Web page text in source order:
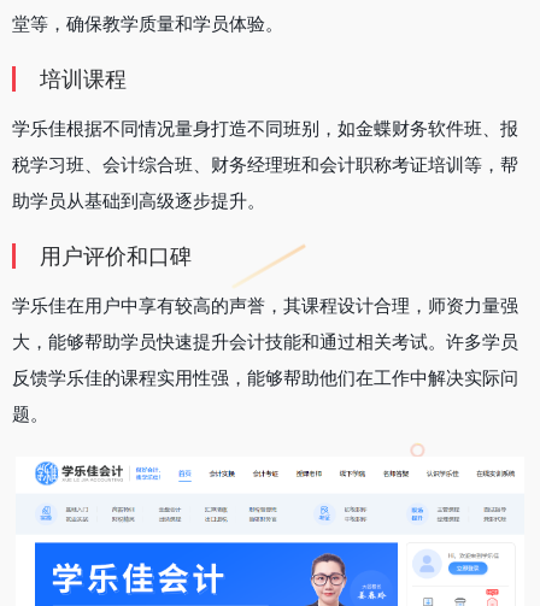
堂等，确保教学质量和学员体验‌。
培训课程
学乐佳根据不同情况量身打造不同班别，如金蝶财务软件班、报
税学习班、会计综合班、财务经理班和会计职称考证培训等，帮
助学员从基础到高级逐步提升‌。
用户评价和口碑
学乐佳在用户中享有较高的声誉，其课程设计合理，师资力量强
大，能够帮助学员快速提升会计技能和通过相关考试。许多学员
反馈学乐佳的课程实用性强，能够帮助他们在工作中解决实际问
题‌。